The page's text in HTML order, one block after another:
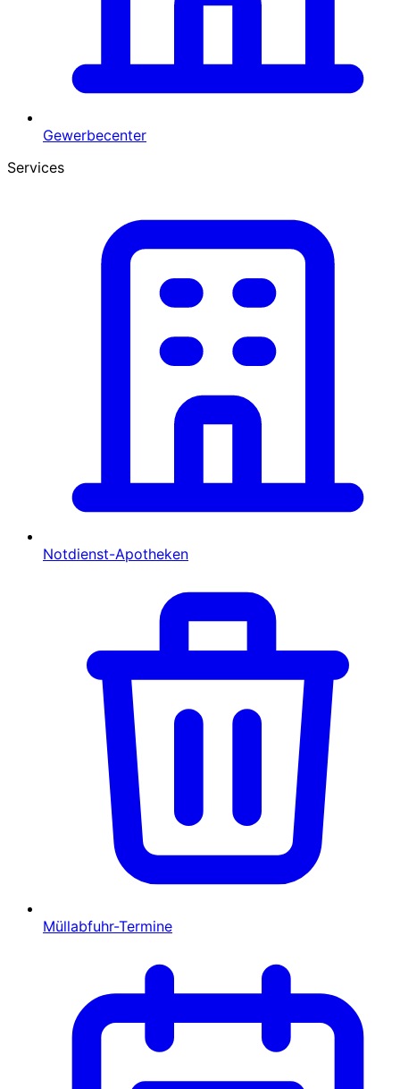
Gewerbecenter
Services
Notdienst-Apotheken
Müllabfuhr-Termine